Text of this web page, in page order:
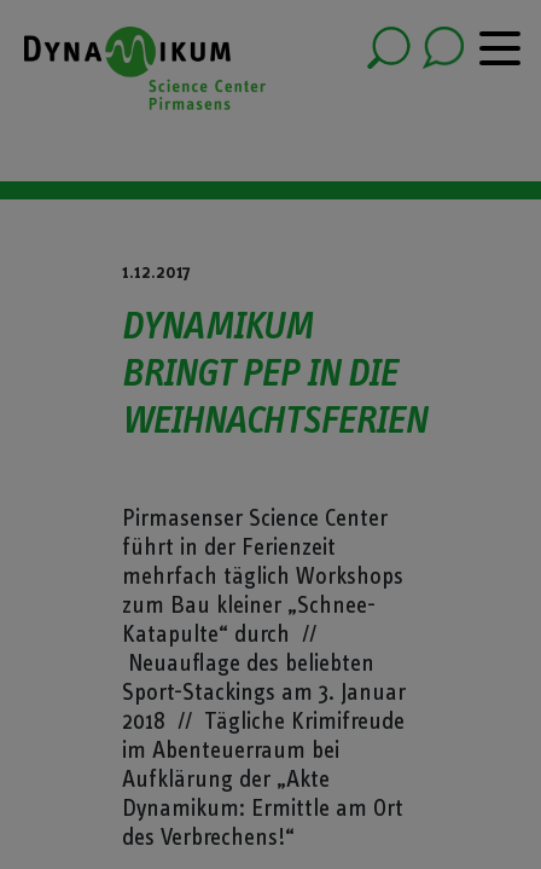
1.12.2017
DYNAMIKUM
BRINGT PEP IN DIE
WEIHNACHTSFERIEN
Pirmasenser Science Center
führt in der Ferienzeit
mehrfach täglich Workshops
zum Bau kleiner „Schnee-
Katapulte“ durch //
Neuauflage des beliebten
Sport-Stackings am 3. Januar
2018 // Tägliche Krimifreude
im Abenteuerraum bei
Aufklärung der „Akte
Dynamikum: Ermittle am Ort
des Verbrechens!“